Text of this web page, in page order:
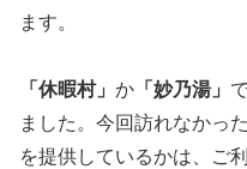
ます。
「休暇村」 か 「妙乃湯」
ました。今回訪れなかっ
を提供しているかは、ご